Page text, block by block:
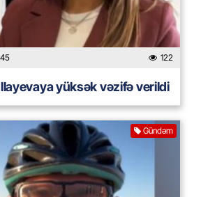
122
yüksək vəzifə verildi
Gündəm